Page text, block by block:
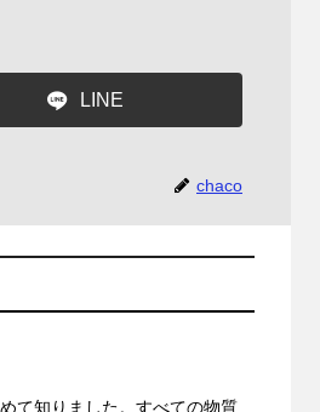
LINE
chaco
て知りました。すべての物質